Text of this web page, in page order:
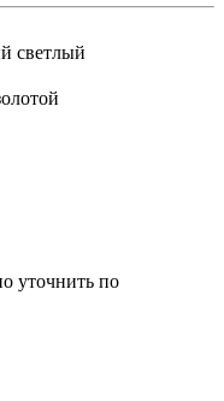
светлый
уточнить по